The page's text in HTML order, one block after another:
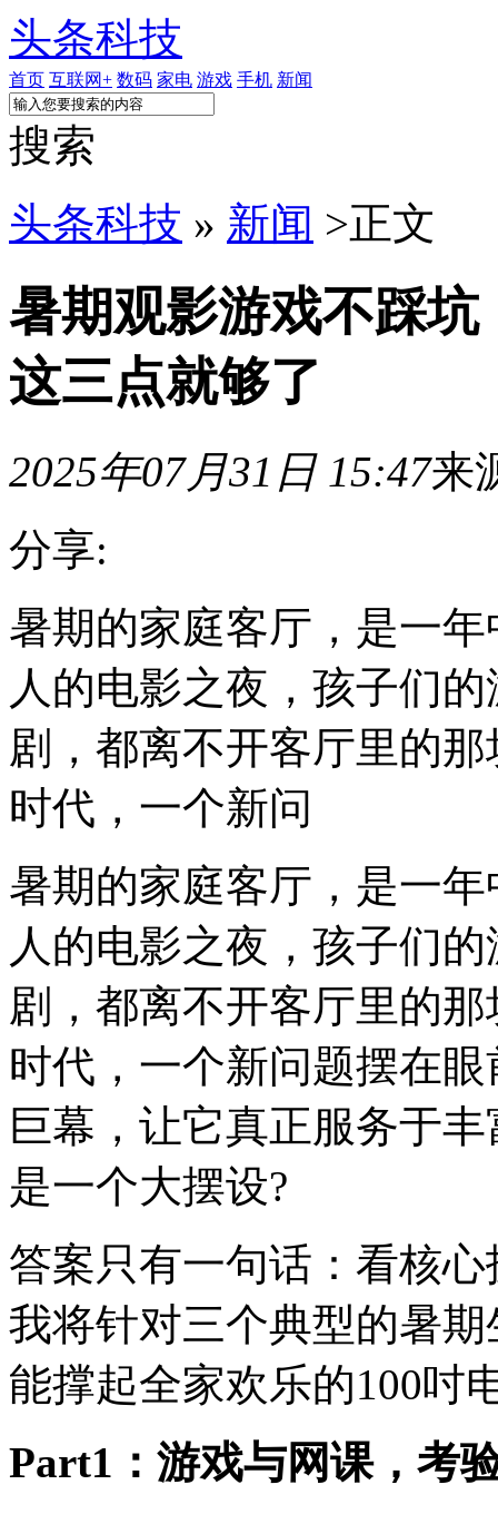
头条科技
首页 互联网+ 数码 家电 游戏 手机 新闻
搜索
头条科技 » 新闻 >正文
暑期观影游戏不踩坑
这三点就够了
2025年07月31日 15:47来
分享:
暑期的家庭客厅，是一
人的电影之夜，孩子们
剧，都离不开客厅里的
时代，一个新问
暑期的家庭客厅，是一
人的电影之夜，孩子们
剧，都离不开客厅里的
时代，一个新问题摆在
巨幕，让它真正服务于
是一个大摆设?
答案只有一句话：看核
我将针对三个典型的暑
能撑起全家欢乐的100吋
Part1：游戏与网课，考